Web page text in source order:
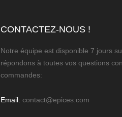
CONTACTEZ-NOUS !
Notre équipe est disponible 7 jours
répondons à toutes vos questions
commandes:
Email: contact@epices.com